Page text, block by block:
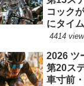
コック
にタイ
4414
2026 ツ
第20ス
車寸前